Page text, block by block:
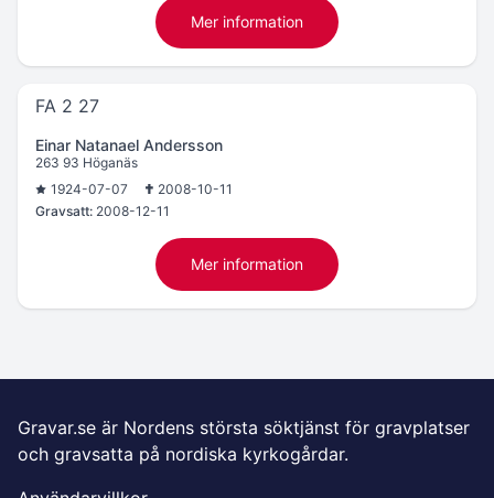
Mer information
FA 2 27
Einar Natanael Andersson
263 93 Höganäs
1924-07-07
2008-10-11
Gravsatt: 2008-12-11
Mer information
Gravar.se är Nordens största söktjänst för gravplatser
och gravsatta på nordiska kyrkogårdar.